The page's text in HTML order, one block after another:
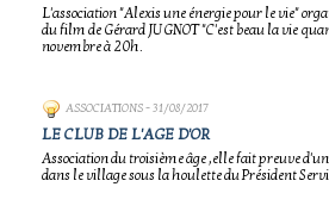
L'association "Alexis une énergie pour le vie"
du film de Gérard JUGNOT "C'est beau la vie
novembre à 20h.
ASSOCIATIONS- 31/08/2017
LE CLUB DE L'AGE D'OR
Association du troisième âge ,elle fait preuve
dans le village sous la houlette du Président